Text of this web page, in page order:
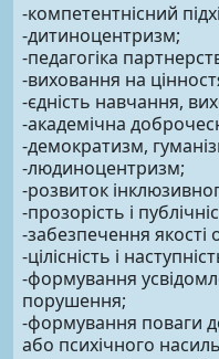
-компетентнісний
-дитиноцентризм;
-педагогіка
-виховання на
-єдність навчання,
-академічна
-демократизм,
-людиноцентризм;
-розвиток
-прозорість і
-забезпечення якості
-цілісність і
-формування
порушення;
-формування поваги
або психічного